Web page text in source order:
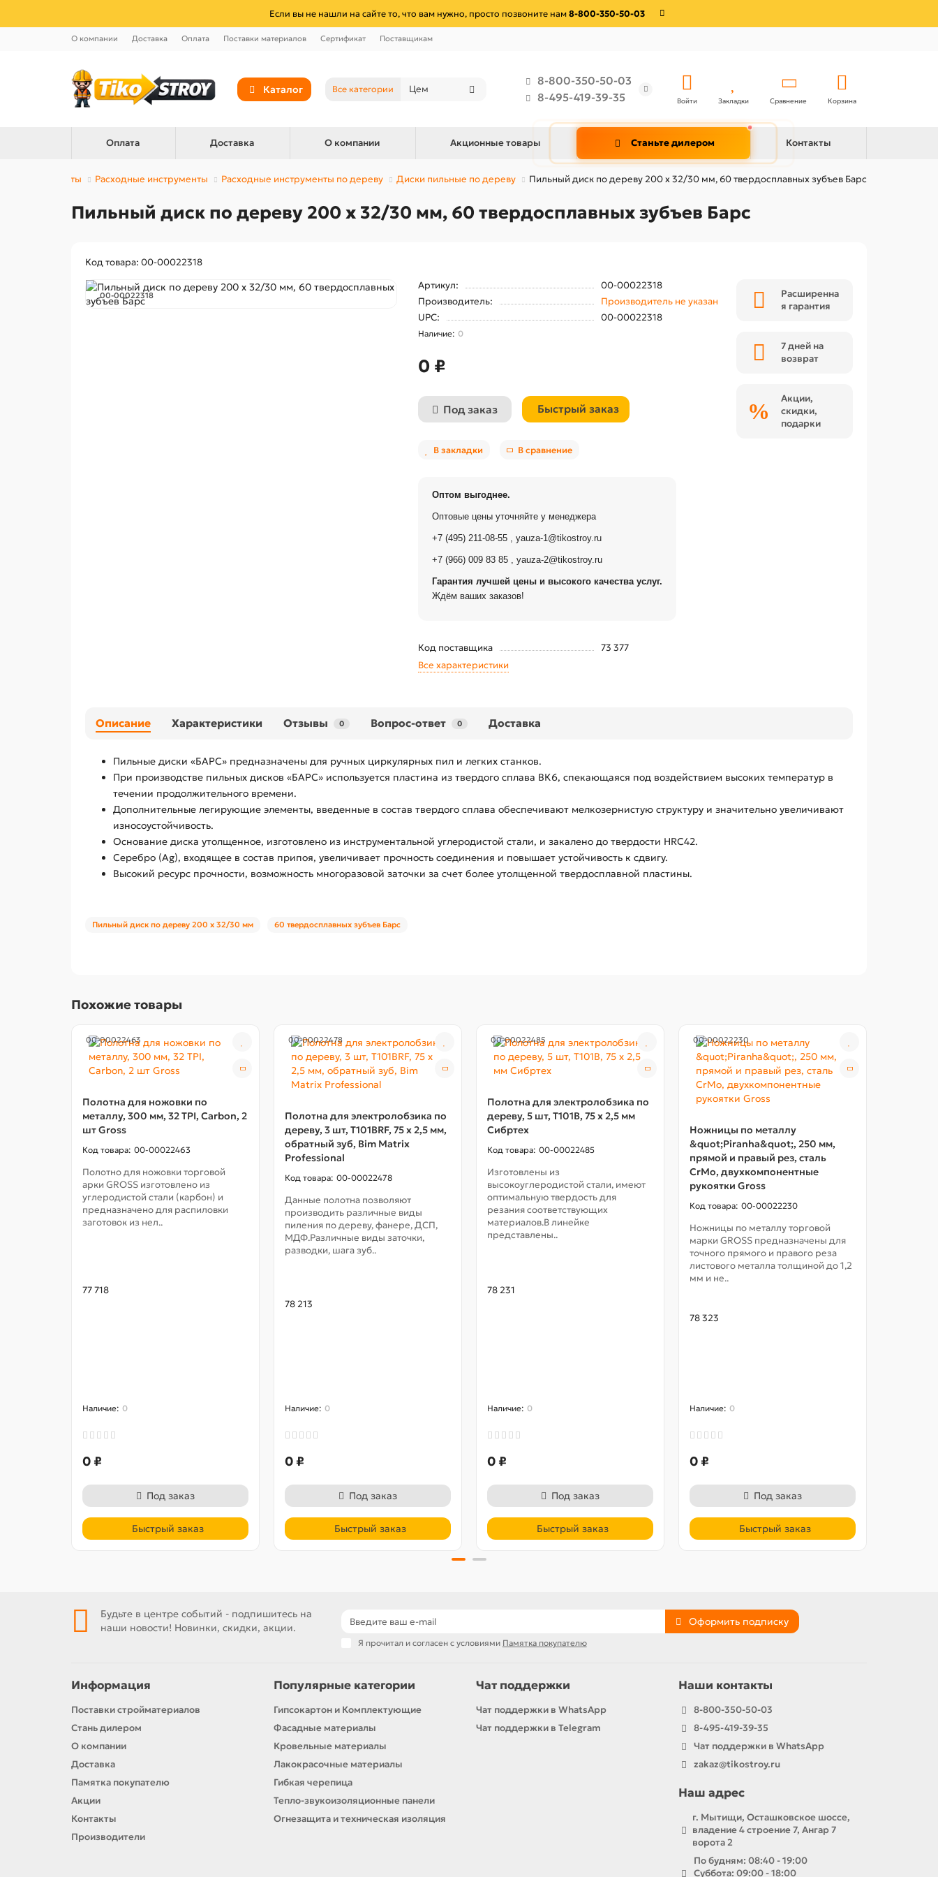
Если вы не нашли на сайте то, что вам нужно, просто позвоните нам8-800-350-50-03
О компании Доставка Оплата Поставки материалов Сертификат Поставщикам
Каталог Все категории
8-800-350-50-03
8-495-419-39-35
Войти Закладки Сравнение Корзина
Оплата Доставка О компании Акционные товары Станьте дилером Контакты
Инструменты Расходные инструменты Расходные инструменты по дереву Диски пильные по дереву Пильный диск по дереву 200 x 32/30 мм, 60 твердосплавных зубъев Барс
Пильный диск по дереву 200 x 32/30 мм, 60 твердосплавных зубъев Барс
Код товара: 00-00022318
00-00022318
Артикул:
00-00022318
Производитель:
Производитель не указан
UPC:
00-00022318
0
0 ₽
Под заказ Быстрый заказ
В закладки В сравнение
Оптом выгоднее.
Оптовые цены уточняйте у менеджера
+7 (495) 211-08-55 , yauza-1@tikostroy.ru
+7 (966) 009 83 85 , yauza-2@tikostroy.ru
Гарантия лучшей цены и высокого качества услуг.
Ждём ваших заказов!
Код поставщика
73 377
Все характеристики
Расширенна
я гарантия
7 дней на
возврат
Акции,
скидки,
подарки
Описание Характеристики Отзывы 0 Вопрос-ответ 0 Доставка
Пильные диски «БАРС» предназначены для ручных циркулярных пил и легких станков.
При производстве пильных дисков «БАРС» используется пластина из твердого сплава ВК6, спекающаяся под воздействием высоких температур в
течении продолжительного времени.
Дополнительные легирующие элементы, введенные в состав твердого сплава обеспечивают мелкозернистую структуру и значительно увеличивают
износоустойчивость.
Основание диска утолщенное, изготовлено из инструментальной углеродистой стали, и закалено до твердости HRC42.
Серебро (Ag), входящее в состав припоя, увеличивает прочность соединения и повышает устойчивость к сдвигу.
Высокий ресурс прочности, возможность многоразовой заточки за счет более утолщенной твердосплавной пластины.
Пильный диск по дереву 200 x 32/30 мм 60 твердосплавных зубъев Барс
Похожие товары
00-00022463
Полотна для ножовки по
металлу, 300 мм, 32 TPI, Carbon, 2
шт Gross
00-00022463
Полотно для ножовки торговой
арки GROSS изготовлено из
углеродистой стали (карбон) и
предназначено для распиловки
заготовок из нел..
77 718
0
0 ₽
Под заказ
Быстрый заказ
00-00022478
Полотна для электролобзика по
дереву, 3 шт, T101BRF, 75 x 2,5 мм,
обратный зуб, Bim Matrix
Professional
00-00022478
Данные полотна позволяют
производить различные виды
пиления по дереву, фанере, ДСП,
МДФ.Различные виды заточки,
разводки, шага зуб..
78 213
0
0 ₽
Под заказ
Быстрый заказ
00-00022485
Полотна для электролобзика по
дереву, 5 шт, T101B, 75 х 2,5 мм
Сибртех
00-00022485
Изготовлены из
высокоуглеродистой стали, имеют
оптимальную твердость для
резания соответствующих
материалов.В линейке
представлены..
78 231
0
0 ₽
Под заказ
Быстрый заказ
00-00022230
Ножницы по металлу
&quot;Piranha&quot;, 250 мм,
прямой и правый рез, сталь
СrMo, двухкомпонентные
рукоятки Gross
00-00022230
Ножницы по металлу торговой
марки GROSS предназначены для
точного прямого и правого реза
листового металла толщиной до 1,2
мм и не..
78 323
0
0 ₽
Под заказ
Быстрый заказ
Будьте в центре событий - подпишитесь на
наши новости! Новинки, скидки, акции.
Оформить подписку
Я прочитал и согласен с условиями Памятка покупателю
Информация
Поставки стройматериалов
Стань дилером
О компании
Доставка
Памятка покупателю
Акции
Контакты
Производители
Популярные категории
Гипсокартон и Комплектующие
Фасадные материалы
Кровельные материалы
Лакокрасочные материалы
Гибкая черепица
Тепло-звукоизоляционные панели
Огнезащита и техническая изоляция
Чат поддержки
Чат поддержки в WhatsApp
Чат поддержки в Telegram
Наши контакты
8-800-350-50-03
8-495-419-39-35
Чат поддержки в WhatsApp
zakaz@tikostroy.ru
Наш адрес
г. Мытищи, Осташковское шоссе,
владение 4 строение 7, Ангар 7
ворота 2
По будням: 08:40 - 19:00
Суббота: 09:00 - 18:00